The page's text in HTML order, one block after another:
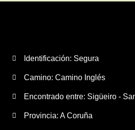
Identificación: Segura
Camino: Camino Inglés
Encontrado entre: Sigüeiro -
Provincia: A Coruña